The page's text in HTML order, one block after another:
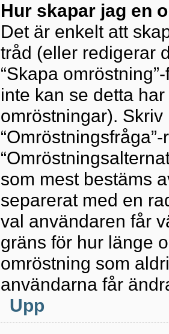
Hur skapar jag en
Det är enkelt att
tråd (eller redigerar
“Skapa
inte kan se detta
omröstningar).
som mest bestäms
separerat med en
val användaren får
gräns för hur länge
omröstning som
användarna får
Upp